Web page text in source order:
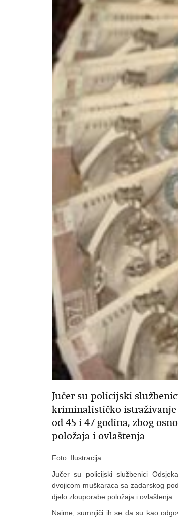
Jučer su policijski
kriminalističko istraživanje
od 45 i 47 godina, zbog
položaja i ovlaštenja
Foto: Ilustracija
Jučer su policijski službenici
dvojicom muškaraca sa zadarskog
djelo zlouporabe položaja i ovlaštenja.
Naime, sumnjiči ih se da su kao